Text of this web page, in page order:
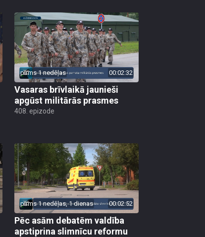
pirms 1 nedēļas 00:02:32
Vasaras brīvlaikā jaunieši
apgūst militārās prasmes
408. epizode
pirms 1 nedēļas, 1 dienas 00:02:52
Pēc asām debatēm valdība
apstiprina slimnīcu reformu